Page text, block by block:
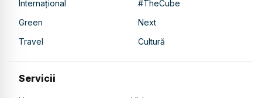
Internațional
#TheCube
Green
Next
Travel
Cultură
Servicii